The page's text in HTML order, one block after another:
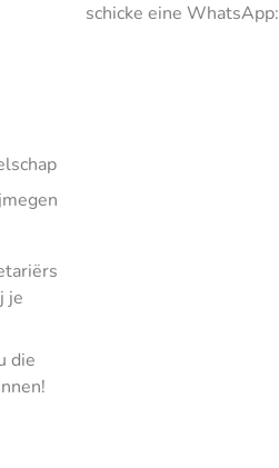
je
die
schicke eine WhatsApp: